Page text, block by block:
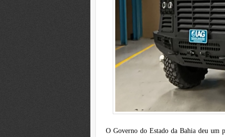
O Governo do Estado da Bahia deu um